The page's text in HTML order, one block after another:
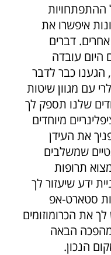
ההתפתחויות
איפשרו את
דברים
היום עובדה
הגענו כבר לדבר
עם מגוון שיטות
שלנו תספק לך
מיוחדים
את העידן
שמשלבים
תרופות
ידע שיעזור לך
סטארט-אפ
את הכרומוזומים
הבאה
הנכון.